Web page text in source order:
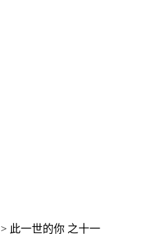
> 此一世的你 之十一